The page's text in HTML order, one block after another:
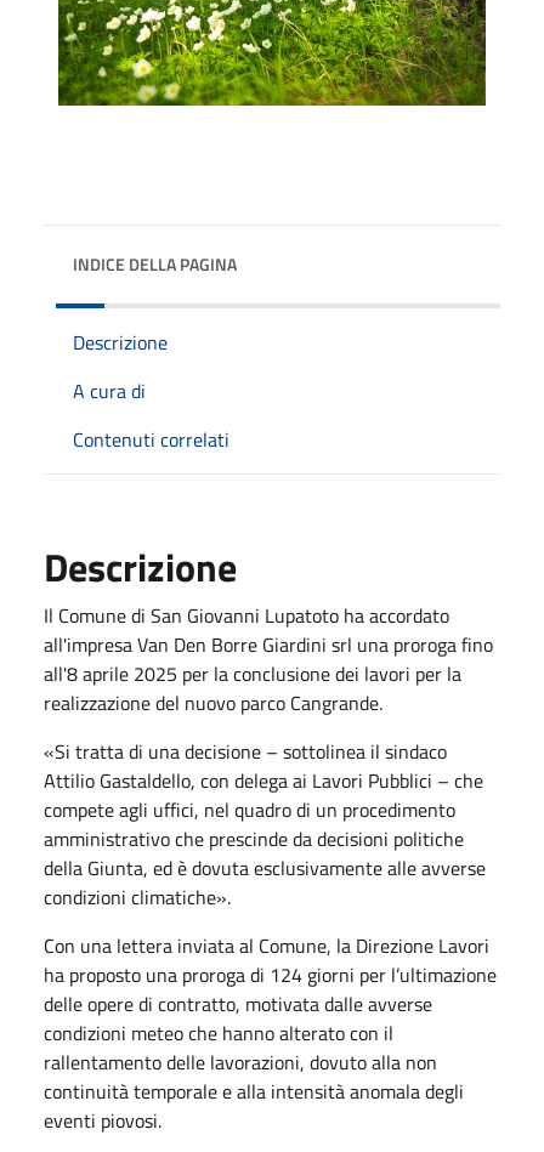
INDICE DELLA PAGINA
Descrizione
A cura di
Contenuti correlati
Descrizione
Il Comune di San Giovanni Lupatoto ha accordato
all'impresa Van Den Borre Giardini srl una proroga fino
all'8 aprile 2025 per la conclusione dei lavori per la
realizzazione del nuovo parco Cangrande.
«Si tratta di una decisione – sottolinea il sindaco
Attilio Gastaldello, con delega ai Lavori Pubblici – che
compete agli uffici, nel quadro di un procedimento
amministrativo che prescinde da decisioni politiche
della Giunta, ed è dovuta esclusivamente alle avverse
condizioni climatiche».
Con una lettera inviata al Comune, la Direzione Lavori
ha proposto una proroga di 124 giorni per l’ultimazione
delle opere di contratto, motivata dalle avverse
condizioni meteo che hanno alterato con il
rallentamento delle lavorazioni, dovuto alla non
continuità temporale e alla intensità anomala degli
eventi piovosi.